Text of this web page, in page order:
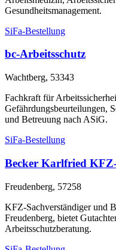
Gesundheitsmanagement.
SiFa-Bestellung
bc-Arbeitsschutz
Wachtberg, 53343
Fachkraft für
Gefährdungsbeurteilungen,
und Betreuung nach ASiG.
SiFa-Bestellung
Becker Karlfried
Freudenberg, 57258
KFZ-Sachverständiger und
Freudenberg, bietet
Arbeitsschutzberatung.